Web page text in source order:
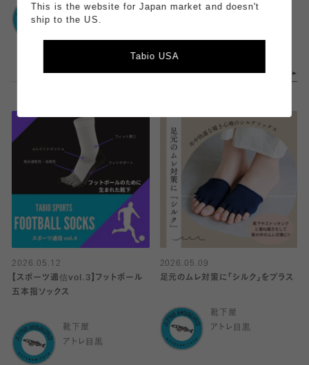
靴下屋
アトレ目黒
2026.05.12
【スポーツ通信vol.3】フットボール
五本指ソックス
靴下屋
アトレ目黒
2026.05.09
足元のムレ対策に「シルク」をプラス
靴下屋
アトレ目黒
This is the website for Japan market and doesn't
ship to the US.
Tabio USA